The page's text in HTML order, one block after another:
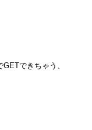
できちゃう、